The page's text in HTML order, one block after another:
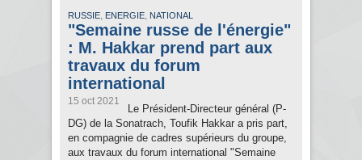
RUSSIE, ENERGIE, NATIONAL
"Semaine russe de l'énergie"
: M. Hakkar prend part aux
travaux du forum
international
15 oct 2021
Le Président-Directeur général (P-
DG) de la Sonatrach, Toufik Hakkar a pris part,
en compagnie de cadres supérieurs du groupe,
aux travaux du forum international "Semaine